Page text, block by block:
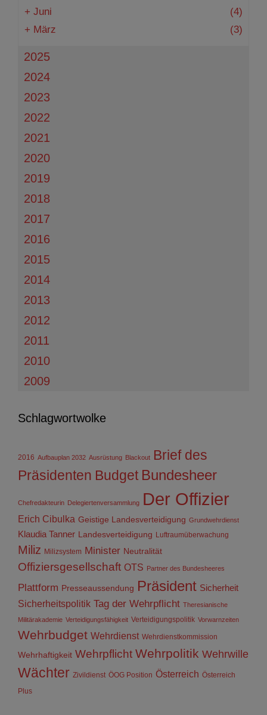
+ Juni
(4)
+ März (3)
2025
2024
2023
2022
2021
2020
2019
2018
2017
2016
2015
2014
2013
2012
2011
2010
2009
Schlagwortwolke
2016 Aufbauplan 2032 Ausrüstung Blackout Brief des
Präsidenten Budget Bundesheer
Chefredakteurin Delegiertenversammlung Der Offizier
Erich Cibulka Geistige Landesverteidigung Grundwehrdienst
Klaudia Tanner Landesverteidigung Luftraumüberwachung
Miliz Milizsystem Minister Neutralität
Offiziersgesellschaft OTS Partner des Bundesheeres
Plattform Presseaussendung Präsident Sicherheit
Sicherheitspolitik Tag der Wehrpflicht Theresianische
Militärakademie Verteidigungsfähigkeit Verteidigungspolitik Vorwarnzeiten
Wehrbudget Wehrdienst Wehrdienstkommission
Wehrhaftigkeit Wehrpflicht Wehrpolitik Wehrwille
Wächter Zivildienst ÖOG Position Österreich Österreich
Plus